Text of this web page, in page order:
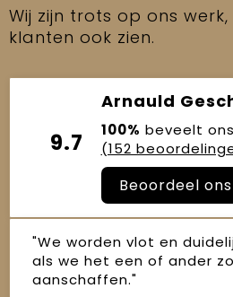
Wij zijn trots op ons
klanten ook zien.
9.7
Arnauld
100% beveelt
(152
Beoordeel ons
"We worden vlot en
als we het een of ander
aanschaffen."